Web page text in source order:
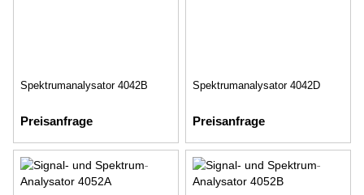
Spektrumanalysator 4042B
Preisanfrage
Spektrumanalysator 4042D
Preisanfrage